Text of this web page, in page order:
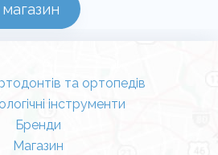
та ортопедів
інструменти
Бренди
Магазин